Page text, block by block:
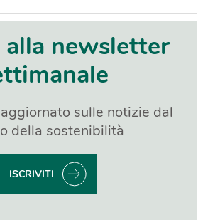
newsletter
sulle notizie dal
della sostenibilità
ISCRIVITI